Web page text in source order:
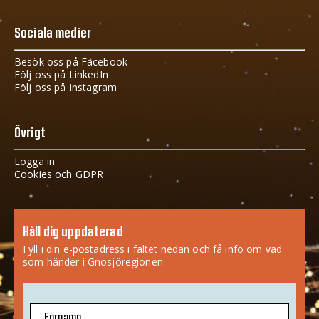
Sociala medier
Besök oss på Facebook
Följ oss på LinkedIn
Följ oss på Instagram
Övrigt
Logga in
Cookies och GDPR
Håll dig uppdaterad
Fyll i din e-postadress i fältet nedan och få info om vad
som händer i Gnosjöregionen.